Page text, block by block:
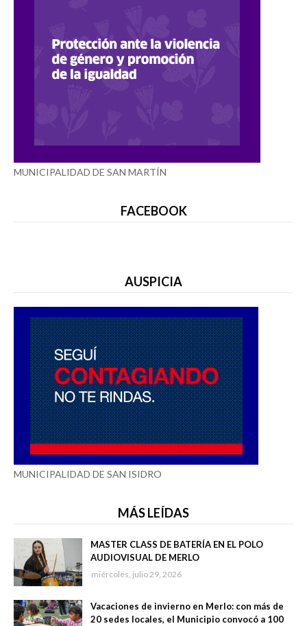
MUNICIPALIDAD DE SAN MARTÍN
FACEBOOK
AUSPICIA
MUNICIPALIDAD DE SAN ISIDRO
MÁS LEÍDAS
MASTER CLASS DE BATERÍA EN EL POLO
AUDIOVISUAL DE MERLO
miércoles, julio 29, 2026
Vacaciones de invierno en Merlo: con más de
20 sedes locales, el Municipio convocó a 100